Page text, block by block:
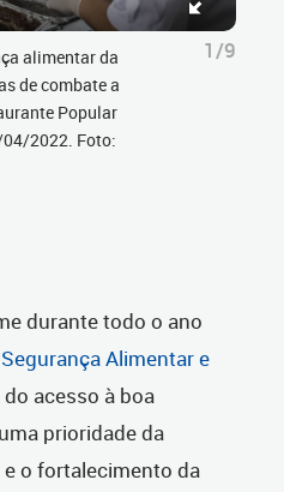
alimentar da
de combate a
Popular
2022. Foto:
1/9
durante todo o ano
Segurança Alimentar e
acesso à boa
prioridade da
o fortalecimento da